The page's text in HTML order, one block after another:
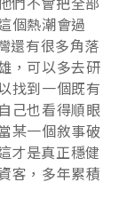
個熱潮會過
還有很多角落
，可以多去研
找到一個既有
己也看得順眼
某一個敘事破
才是真正穩健
客，多年累積